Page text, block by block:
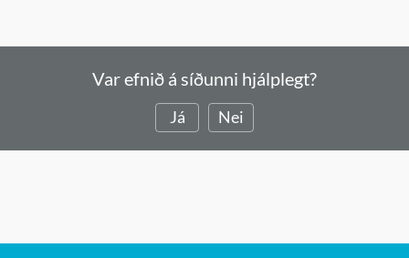
Var efnið á síðunni hjálplegt?
Já Nei